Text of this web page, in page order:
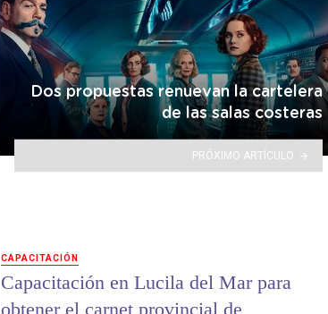
Dos propuestas renuevan la cartelera
de las salas costeras
PRÓXIMO ARTÍCULO
CAPACITACIÓN
Capacitación en Lucila del Mar para
obtener el carnet provincial de